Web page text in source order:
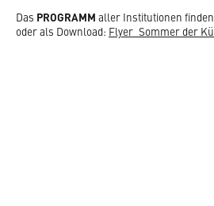
Das PROGRAMM aller Institutionen
oder als Download: Flyer_Sommer der